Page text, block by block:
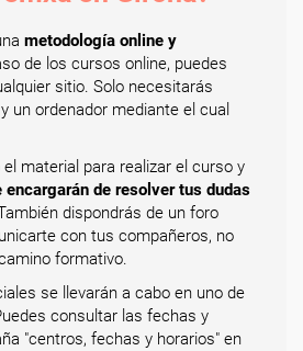
metodología online y
de los cursos online, puedes
sitio. Solo necesitarás
un ordenador mediante el cual
material para realizar el curso y
de resolver tus dudas
dispondrás de un foro
con tus compañeros, no
formativo.
se llevarán a cabo en uno de
consultar las fechas y
"centros, fechas y horarios" en